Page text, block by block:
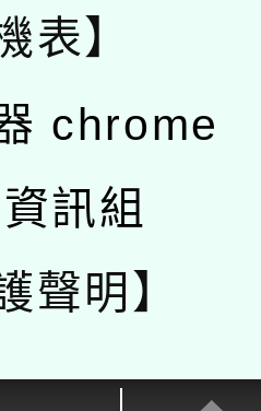
表】
chrome
訊組
聲明】